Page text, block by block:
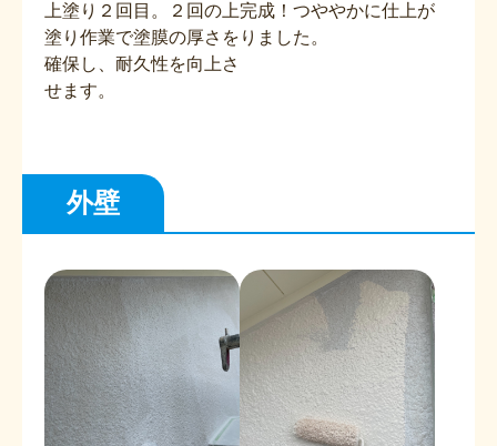
上塗り２回目。２回の上
塗り作業で塗膜の厚さを
確保し、耐久性を向上さ
せます。
完成！つややかに仕上が
りました。
外壁